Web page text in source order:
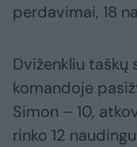
perdavimai, 18
Dviženkliu taškų
komandoje
Simon – 10,
rinko 12